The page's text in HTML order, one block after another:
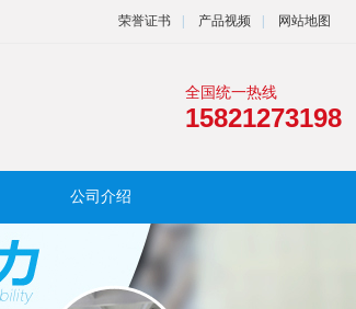
荣誉证书 产品视频 网站地图
全国统一热线
15821273198
公司介绍